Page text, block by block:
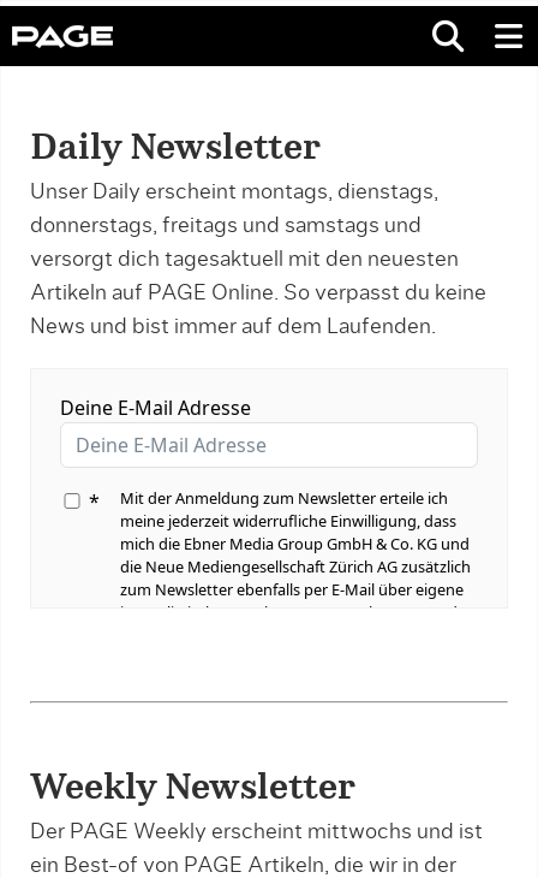
Daily Newsletter
Unser Daily erscheint montags, dienstags,
donnerstags, freitags und samstags und
versorgt dich tagesaktuell mit den neuesten
Artikeln auf PAGE Online. So verpasst du keine
News und bist immer auf dem Laufenden.
Weekly Newsletter
Der PAGE Weekly erscheint mittwochs und ist
ein Best-of von PAGE Artikeln, die wir in der